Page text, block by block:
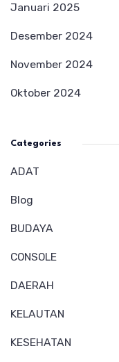
Januari 2025
Desember 2024
November 2024
Oktober 2024
Categories
ADAT
Blog
BUDAYA
CONSOLE
DAERAH
KELAUTAN
KESEHATAN